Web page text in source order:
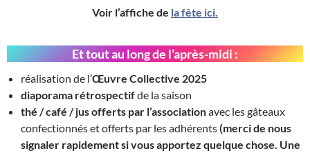
Voir l’affiche de la fête ici.
Et tout au long de l’après-midi :
réalisation de l’Œuvre Collective 2025
diaporama rétrospectifde la saison
thé / café / jus offerts par l’associationavec les gâteaux
confectionnés et offerts par les adhérents(merci de nous
signaler rapidement si vous apportez quelque chose. Une